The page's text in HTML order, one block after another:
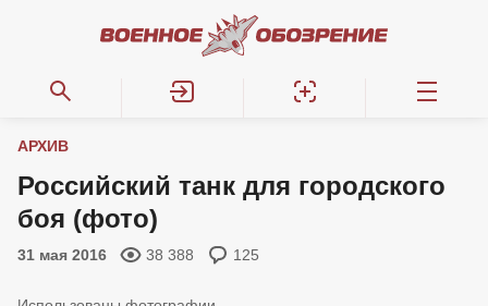
АРХИВ
Российский танк для городского
боя (фото)
31 мая 2016 38 388 125